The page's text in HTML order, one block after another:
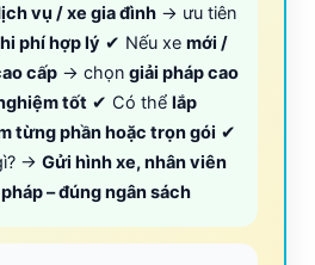
vụ / xe gia đình → ưu tiên
phí hợp lý ✔ Nếu xe mới /
cấp → chọn giải pháp cao
tốt ✔ Có thể lắp
từng phần hoặc trọn gói ✔
→ Gửi hình xe, nhân viên
– đúng ngân sách